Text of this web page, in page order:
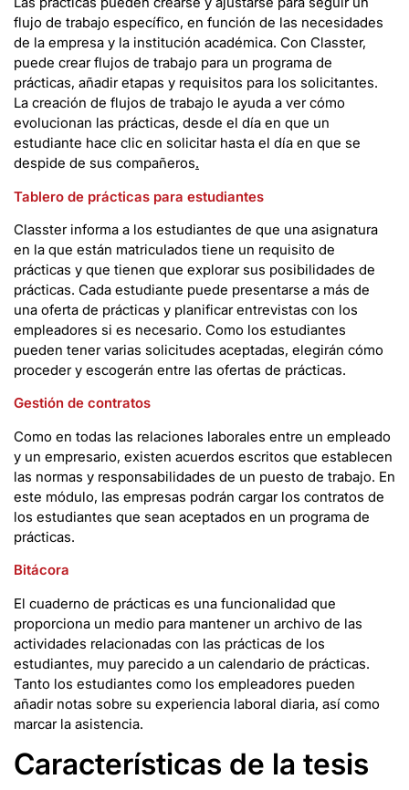
flujo de trabajo específico, en función de las necesidades
de la empresa y la institución académica. Con Classter,
puede crear flujos de trabajo para un programa de
prácticas, añadir etapas y requisitos para los solicitantes.
La creación de flujos de trabajo le ayuda a ver cómo
evolucionan las prácticas, desde el día en que un
estudiante hace clic en solicitar hasta el día en que se
despide de sus compañeros.
Tablero de prácticas para estudiantes
Classter informa a los estudiantes de que una asignatura
en la que están matriculados tiene un requisito de
prácticas y que tienen que explorar sus posibilidades de
prácticas. Cada estudiante puede presentarse a más de
una oferta de prácticas y planificar entrevistas con los
empleadores si es necesario. Como los estudiantes
pueden tener varias solicitudes aceptadas, elegirán cómo
proceder y escogerán entre las ofertas de prácticas.
Gestión de contratos
Como en todas las relaciones laborales entre un empleado
y un empresario, existen acuerdos escritos que establecen
las normas y responsabilidades de un puesto de trabajo. En
este módulo, las empresas podrán cargar los contratos de
los estudiantes que sean aceptados en un programa de
prácticas.
Bitácora
El cuaderno de prácticas es una funcionalidad que
proporciona un medio para mantener un archivo de las
actividades relacionadas con las prácticas de los
estudiantes, muy parecido a un calendario de prácticas.
Tanto los estudiantes como los empleadores pueden
añadir notas sobre su experiencia laboral diaria, así como
marcar la asistencia.
Características de la tesis